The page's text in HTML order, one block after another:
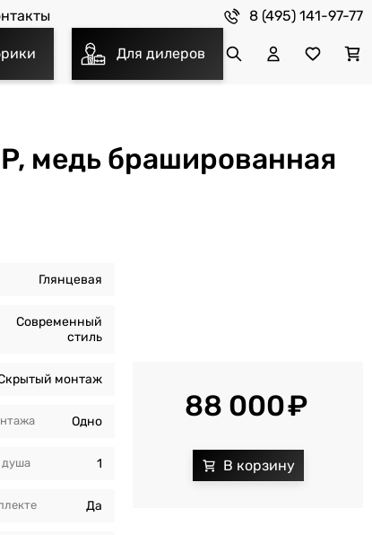
8 (495) 141-97-77
Для дилеров
медь брашированная
Глянцевая
Современный
стиль
монтаж
Одно
душа 1
Да
88 000